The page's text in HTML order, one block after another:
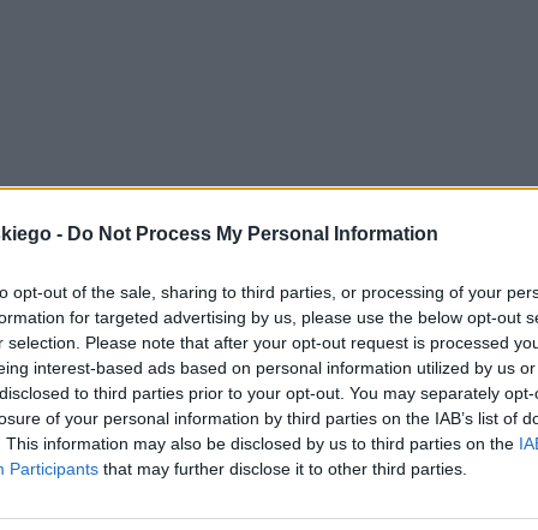
- Do Not Process My Personal Information
opt-out of the sale, sharing to third parties, or processing of your
for targeted advertising by us, please use the below opt-out
selection. Please note that after your opt-out request is processed
interest-based ads based on personal information utilized by us
to third parties prior to your opt-out. You may separately
of your personal information by third parties on the IAB’s list of
This information may also be disclosed by us to third parties on the
Participants that may further disclose it to other third parties.
uzupełniać treści zawarte w utworze
Jasnorzewskiej stanowi uszczegółowienie
ujawniający się podmiot liryczny buduje
Upersonifikowany motyw natury służy
lirycznej wiersza i zarazem nadaje naturalnym
bohaterów. Jawor, wokół
szumiący, ponury i siny, choćmiał dużo, dużo
przekonuje o jego stagnacji, zamarciu.